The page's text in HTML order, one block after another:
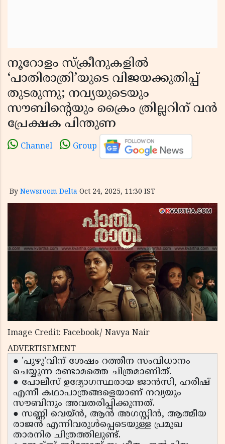
നൂറോളം സ്ക്രീനുകളിൽ
‘പാതിരാത്രി’യുടെ വിജയക്കുതിപ്പ്
തുടരുന്നു; നവ്യയുടെയും
സൗബിന്റെയും ക്രൈം ത്രില്ലറിന് വൻ
പ്രേക്ഷക പിന്തുണ
Channel Group
By Newsroom Delta Oct 24, 2025, 11:30 IST
Image Credit: Facebook/ Navya Nair
ADVERTISEMENT
● 'പുഴു'വിന് ശേഷം റത്തീന സംവിധാനം
ചെയ്യുന്ന രണ്ടാമത്തെ ചിത്രമാണിത്.
● പോലീസ് ഉദ്യോഗസ്ഥരായ ജാൻസി, ഹരീഷ്
എന്നീ കഥാപാത്രങ്ങളെയാണ് നവ്യയും
സൗബിനും അവതരിപ്പിക്കുന്നത്.
● സണ്ണി വെയ്‌ൻ, ആൻ അഗസ്റ്റിൻ, ആത്മീയ
രാജൻ എന്നിവരുൾപ്പെടെയുള്ള പ്രമുഖ
താരനിര ചിത്രത്തിലുണ്ട്.